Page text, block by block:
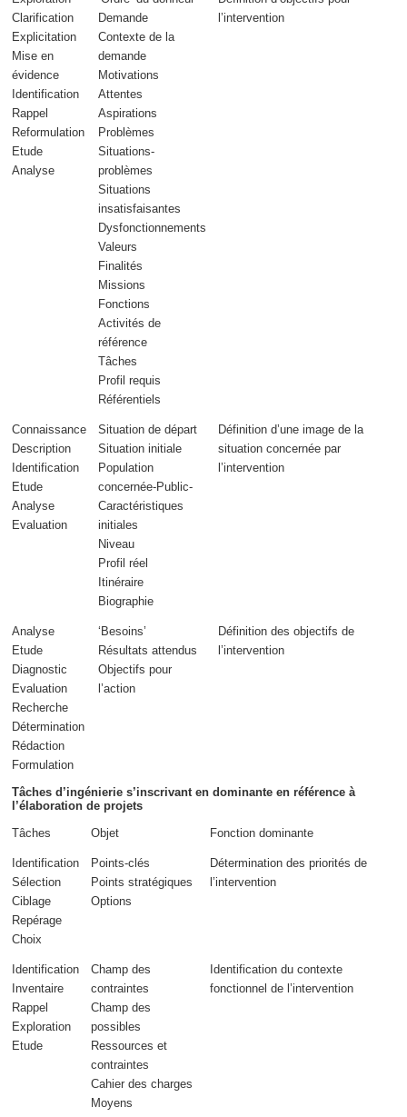
Clarification
Explicitation
Mise en
évidence
Identification
Rappel
Reformulation
Etude
Analyse
Demande
Contexte de la
demande
Motivations
Attentes
Aspirations
Problèmes
Situations-
problèmes
Situations
insatisfaisantes
Dysfonctionnements
Valeurs
Finalités
Missions
Fonctions
Activités de
référence
Tâches
Profil requis
Référentiels
l’intervention
Connaissance
Description
Identification
Etude
Analyse
Evaluation
Situation de départ
Situation initiale
Population
concernée-Public-
Caractéristiques
initiales
Niveau
Profil réel
Itinéraire
Biographie
Définition d’une image de la
situation concernée par
l’intervention
Analyse
Etude
Diagnostic
Evaluation
Recherche
Détermination
Rédaction
Formulation
‘Besoins’
Résultats attendus
Objectifs pour
l’action
Définition des objectifs de
l’intervention
Tâches d’ingénierie s’inscrivant en dominante en référence à
l’élaboration de projets
Tâches
Objet Fonction dominante
Identification
Sélection
Ciblage
Repérage
Choix
Points-clés
Points stratégiques
Options
Détermination des priorités de
l’intervention
Identification
Inventaire
Rappel
Exploration
Etude
Champ des
contraintes
Champ des
possibles
Ressources et
contraintes
Cahier des charges
Moyens
Identification du contexte
fonctionnel de l’intervention